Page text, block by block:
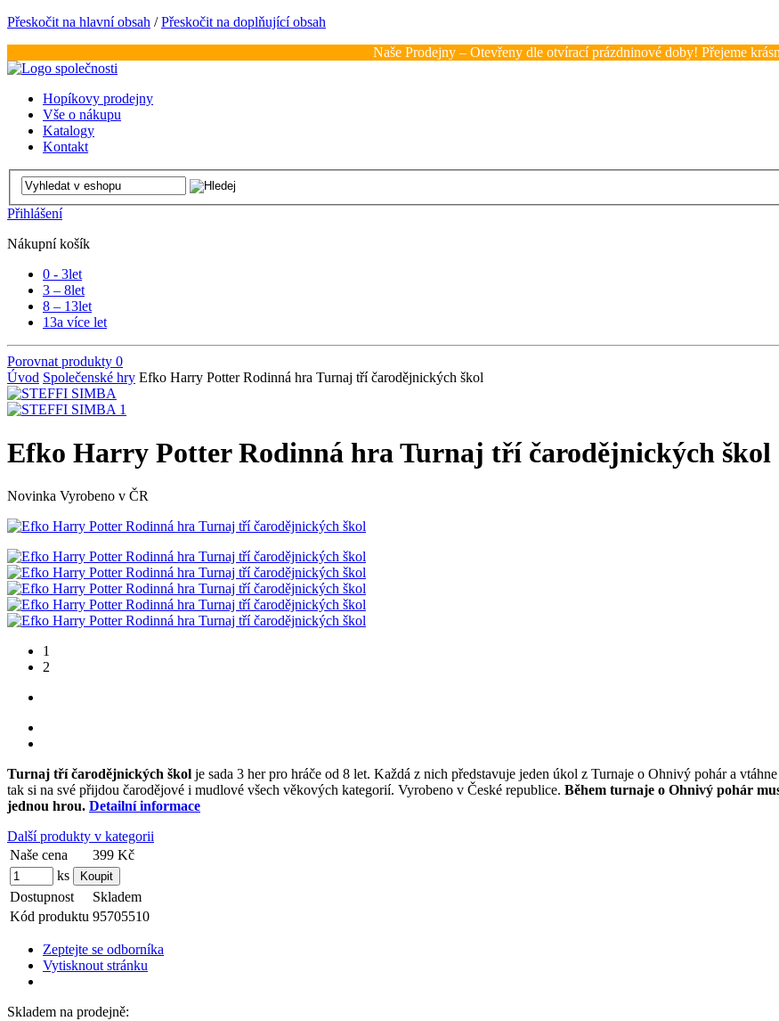
Přeskočit na hlavní obsah /Přeskočit na doplňující obsah
Naše Prodejny – Otevřeny dle otvírací prázdninové doby! Přejeme
Hopíkovy prodejny
Vše o nákupu
Katalogy
Kontakt
Přihlášení
Nákupní košík
0 - 3let
3 – 8let
8 – 13let
13a více let
Porovnat produkty 0
Úvod Společenské hry Efko Harry Potter Rodinná hra Turnaj tří čarodějnických škol
Efko Harry Potter Rodinná hra Turnaj tří čarodějnických škol
Novinka Vyrobeno v ČR
1
2
Turnaj tří čarodějnických škol je sada 3 her pro hráče od 8 let. Každá z nich představuje jeden úkol z Turnaje o Ohnivý pohár a
tak si na své přijdou čarodějové i mudlové všech věkových kategorií. Vyrobeno v České republice. Během turnaje o Ohnivý pohár
jednou hrou. Detailní informace
Další produkty v kategorii
Naše cena
399 Kč
ks
Dostupnost
Skladem
Kód produktu 95705510
Zeptejte se odborníka
Vytisknout stránku
Skladem na prodejně: